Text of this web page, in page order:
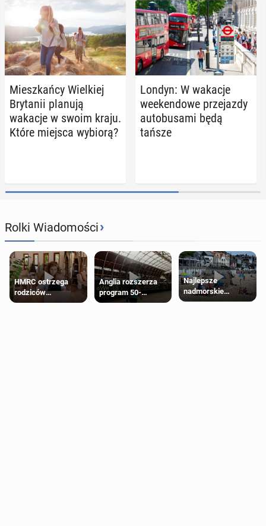
Miesz­kań­cy Wiel­kiej
Bry­ta­nii planują
wakacje w swoim kraju.
Które miejsca wybiorą?
Londyn: W wakacje
week­en­do­we prze­jaz­dy
au­to­bu­sa­mi będą
tańsze
Rolki Wiadomości›
HMRC ostrzega
rodziców
pobierających Child
Anglia rozszerza
program 50-
procentowych
Najlepsze
nadmorskie
miasteczko blisko